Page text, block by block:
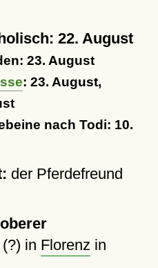
22. August
23. August
: 23. August,
nach Todi: 10.
der Pferdefreund
in Florenz in